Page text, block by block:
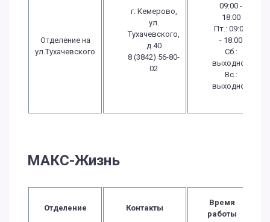
Отделение на
ул.Тухачевского
г. Кемерово,
ул.
Тухачевского,
д.40
8 (3842) 56-80-
02
09:00 -
18:00
Пт.: 09:00
- 18:00
Сб.:
выходной
Вс.:
выходной
МАКС-Жизнь
Отделение Контакты
Время
работы